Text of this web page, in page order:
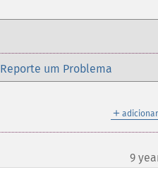
Reporte um Problema
＋
9